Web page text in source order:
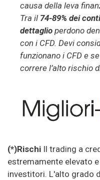
causa della leva
Tra il 74-89% dei
dettaglio perdono
con i CFD. Devi
funzionano i CFD e
correre l’alto rischio
(*)Rischi Il trading a
estremamente elevato
investitori. L'alto grado